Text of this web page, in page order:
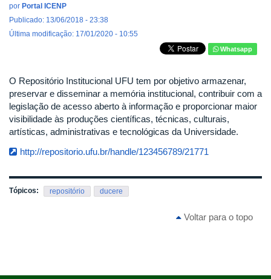
por Portal ICENP
Publicado: 13/06/2018 - 23:38
Última modificação: 17/01/2020 - 10:55
Whatsapp
O Repositório Institucional UFU tem por objetivo armazenar,
preservar e disseminar a memória institucional, contribuir com a
legislação de acesso aberto à informação e proporcionar maior
visibilidade às produções científicas, técnicas, culturais,
artísticas, administrativas e tecnológicas da Universidade.
http://repositorio.ufu.br/handle/123456789/21771
Tópicos: repositório ducere
Voltar para o topo